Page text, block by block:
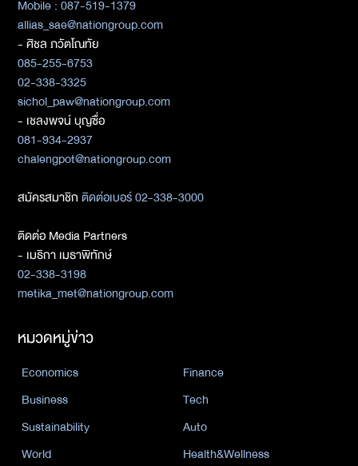
Mobile : 087-519-1379
allias_sae@nationgroup.com
- ศิชล ภวัตโณทัย
085-255-6753
02-338-3325
sichol_paw@nationgroup.com
- เชลงพจน์ บุญซื่อ
081-934-2937
chalengpot@nationgroup.com
สมัครสมาชิกติดต่อเบอร์ 02-338-3000
ติดต่อ Media Partners
- เมธิกา เมธาพิทักษ์
02-338-3198
metika_met@nationgroup.com
หมวดหมู่ข่าว
Economics
Finance
Business
Tech
Sustainability
Auto
World
Health&Wellness